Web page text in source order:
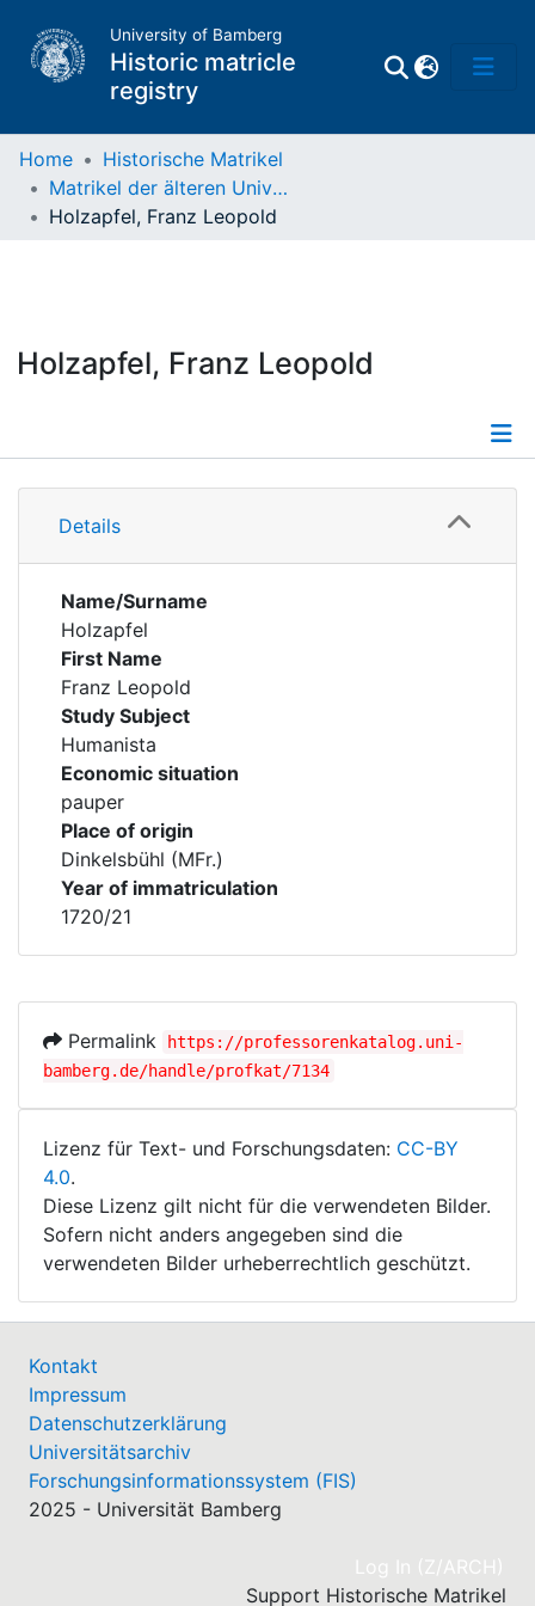
University of Bamberg
Historic matricle
registry
Matrikel
Home
Historische Matrikel
Matrikel der älteren Universität
Holzapfel, Franz Leopold
Holzapfel, Franz Leopold
Details
Details
Name/Surname
Holzapfel
First Name
Franz Leopold
Study Subject
Humanista
Economic situation
pauper
Place of origin
Dinkelsbühl (MFr.)
Year of immatriculation
1720/21
Permalink
https://professorenkatalog.uni-
bamberg.de/handle/profkat/7134
Lizenz für Text- und Forschungsdaten: CC-BY
4.0.
Diese Lizenz gilt nicht für die verwendeten Bilder.
Sofern nicht anders angegeben sind die
verwendeten Bilder urheberrechtlich geschützt.
Kontakt
Impressum
Datenschutzerklärung
Universitätsarchiv
Forschungsinformationssystem (FIS)
2025 - Universität Bamberg
Log In (Z/ARCH)
Support Historische Matrikel